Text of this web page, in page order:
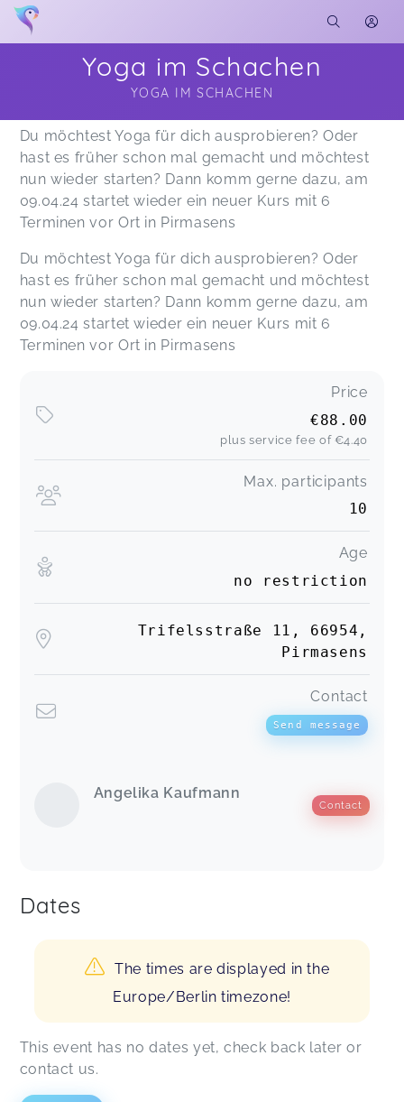
Yoga im Schachen
YOGA IM SCHACHEN
Soon you will learn more about me here...
Du möchtest Yoga für dich ausprobieren? Oder
hast es früher schon mal gemacht und möchtest
nun wieder starten? Dann komm gerne dazu, am
09.04.24 startet wieder ein neuer Kurs mit 6
Terminen vor Ort in Pirmasens
Du möchtest Yoga für dich ausprobieren? Oder
hast es früher schon mal gemacht und möchtest
nun wieder starten? Dann komm gerne dazu, am
09.04.24 startet wieder ein neuer Kurs mit 6
Terminen vor Ort in Pirmasens
Price
€88.00
plus service fee of €4.40
Max. participants
10
Age
no restriction
Trifelsstraße 11, 66954,
Pirmasens
Contact
Send message
Angelika Kaufmann
Contact
Dates
The times are displayed in the
Europe/Berlin timezone!
This event has no dates yet, check back later or
contact us.